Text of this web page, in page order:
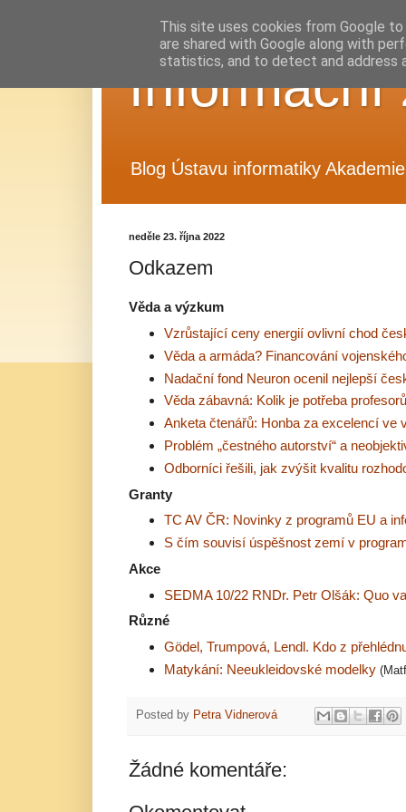
Informační
Blog Ústavu informatiky
neděle 23. října 2022
Odkazem
Věda a výzkum
Vzrůstající ceny energií ovlivní chod
Věda a armáda? Financování
Nadační fond Neuron ocenil nejlepší
Věda zábavná: Kolik je potřeba
Anketa čtenářů: Honba za excelencí ve
Problém „čestného autorství“ a
Odborníci řešili, jak zvýšit kvalitu
Granty
TC AV ČR: Novinky z programů EU a
S čím souvisí úspěšnost zemí v
Akce
SEDMA 10/22 RNDr. Petr Olšák: Quo
Různé
Gödel, Trumpová, Lendl. Kdo z
Matykání: Neeukleidovské modelky
Posted by Petra Vidnerová
Žádné komentáře:
This site uses cookies from Google
are shared with Google along with
statistics, and to detect and address